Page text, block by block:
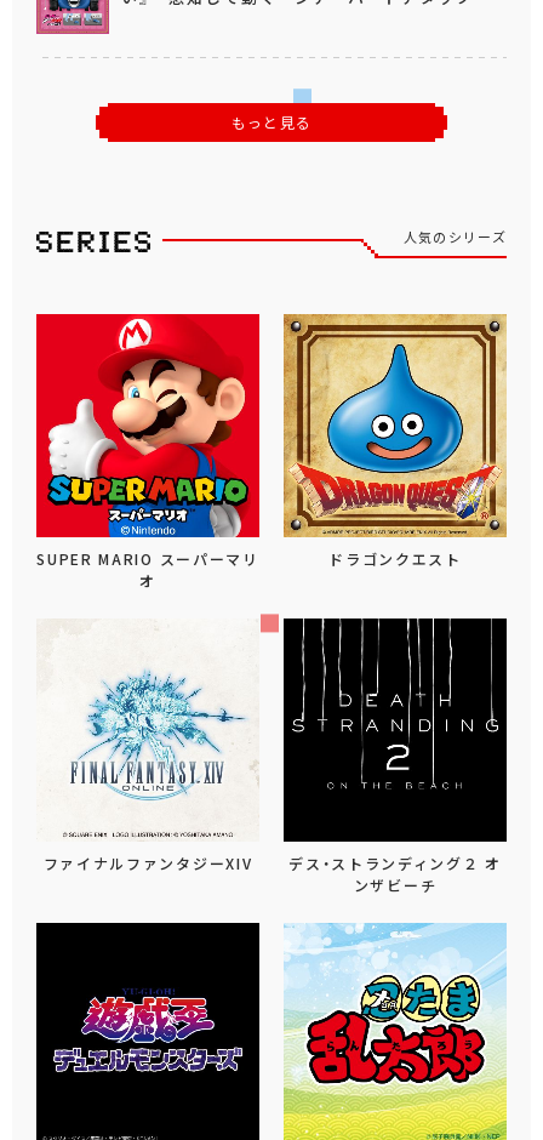
もっと見る
人気のシリーズ
SUPER MARIO スーパーマリ
オ
ドラゴンクエスト
ファイナルファンタジーXIV
デス・ストランディング２ オ
ンザビーチ